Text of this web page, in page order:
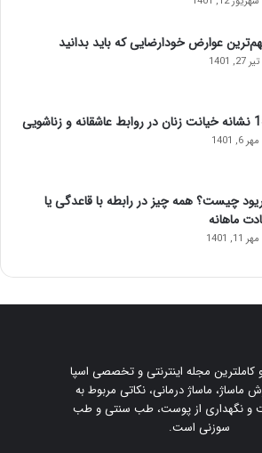
عوارض خودارضایی که باید بدانید
تیر 27, 1401
و زناشویی
مهر 6, 1401
چیست؟ همه چیز در رابطه با قاعدگی یا
ماهانه
مهر 11, 1401
و کاملترین مجله اینترنتی و تخصصی اسپا
ماساژ، ماساژ درمانی، نکاتی مربوط به
و نگهداری از پوست، طب سنتی و طب
سوزنی است.